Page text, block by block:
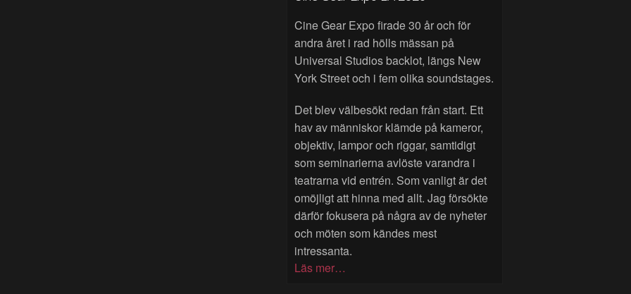
Cine Gear Expo firade 30 år och för
andra året i rad hölls mässan på
Universal Studios backlot, längs New
York Street och i fem olika soundstages.
Det blev välbesökt redan från start. Ett
hav av människor klämde på kameror,
objektiv, lampor och riggar, samtidigt
som seminarierna avlöste varandra i
teatrarna vid entrén. Som vanligt är det
omöjligt att hinna med allt. Jag försökte
därför fokusera på några av de nyheter
och möten som kändes mest
intressanta.
Läs mer…